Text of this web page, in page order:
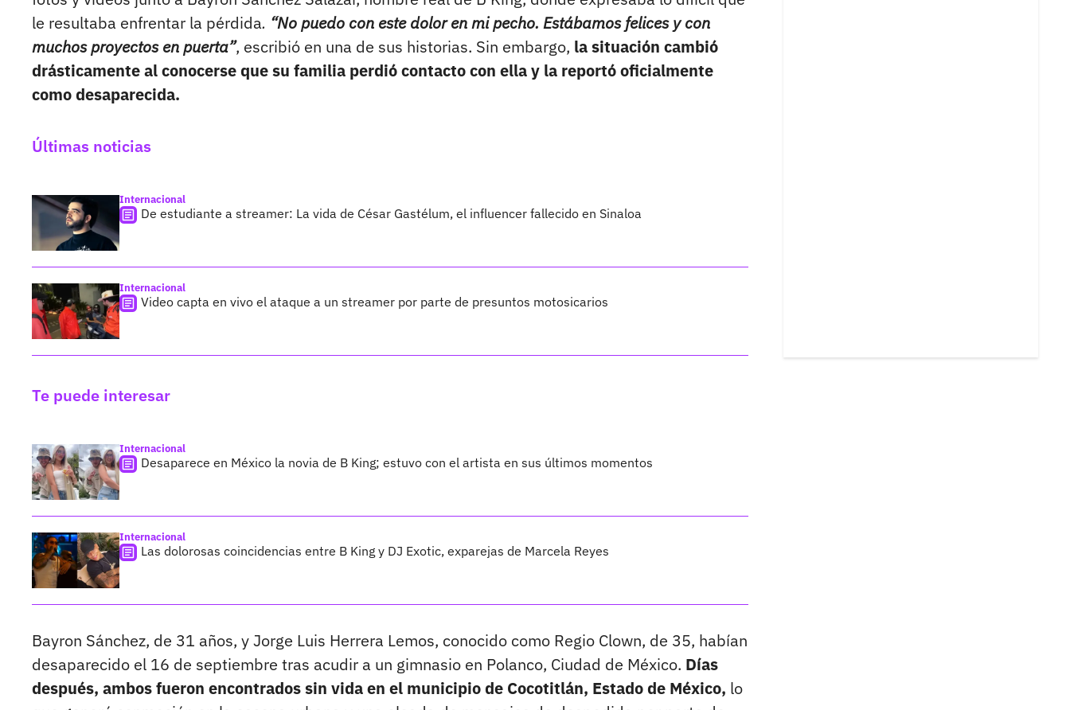
le resultaba enfrentar la pérdida. “No puedo con este dolor en mi pecho. Estábamos felices y con
muchos proyectos en puerta”, escribió en una de sus historias. Sin embargo, la situación cambió
drásticamente al conocerse que su familia perdió contacto con ella y la reportó oficialmente
como desaparecida.
Últimas noticias
Internacional
De estudiante a streamer: La vida de César Gastélum, el influencer fallecido en Sinaloa
Internacional
Video capta en vivo el ataque a un streamer por parte de presuntos motosicarios
Te puede interesar
Internacional
Desaparece en México la novia de B King; estuvo con el artista en sus últimos momentos
Internacional
Las dolorosas coincidencias entre B King y DJ Exotic, exparejas de Marcela Reyes
Bayron Sánchez, de 31 años, y Jorge Luis Herrera Lemos, conocido como Regio Clown, de 35, habían
desaparecido el 16 de septiembre tras acudir a un gimnasio en Polanco, Ciudad de México. Días
después, ambos fueron encontrados sin vida en el municipio de Cocotitlán, Estado de México, lo